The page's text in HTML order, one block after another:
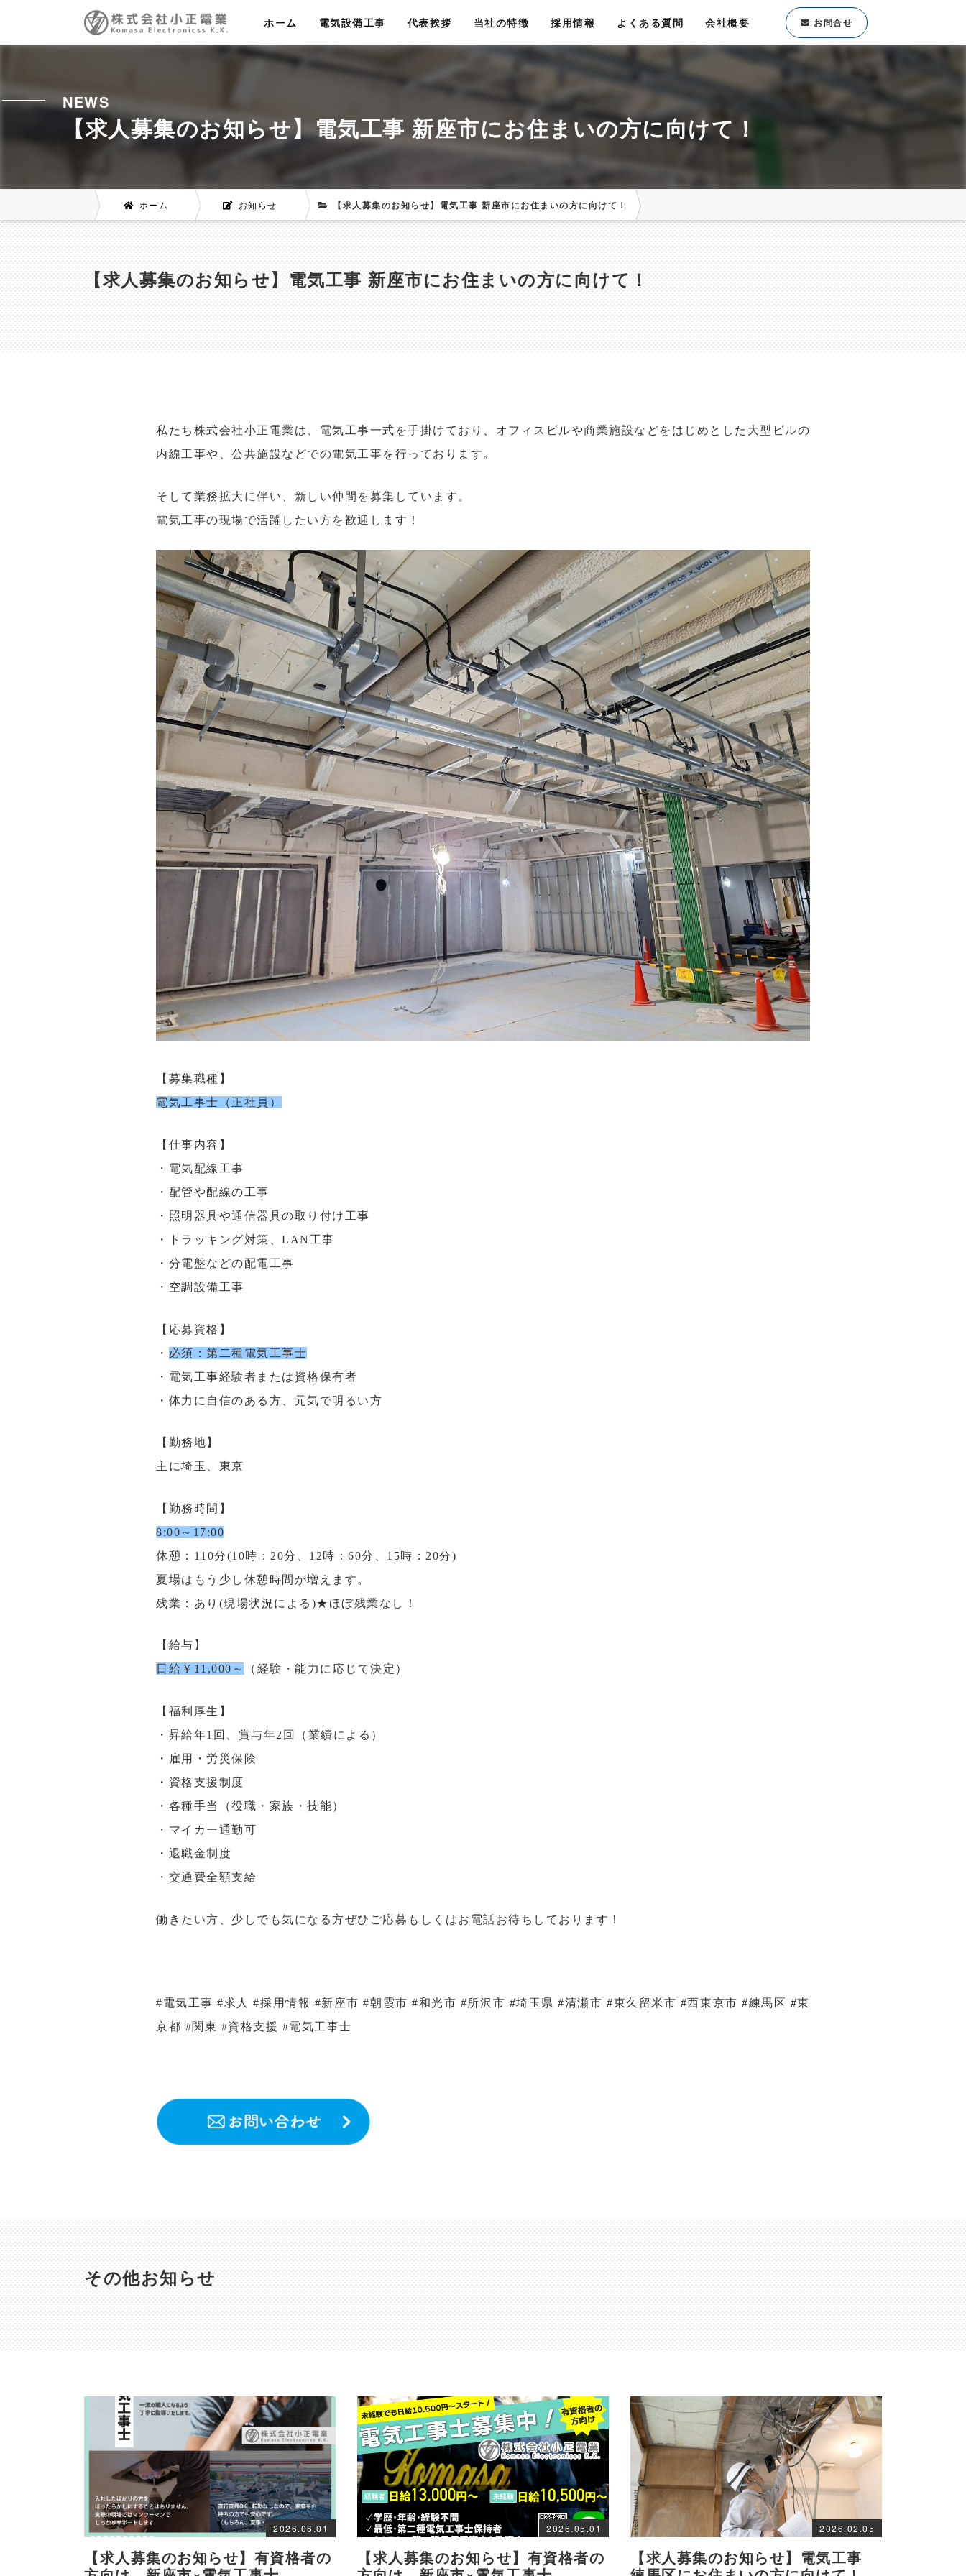
ホーム 電気設備工事 代表挨拶 当社の特徴 採用情報 よくある質問 会社概要 お問合せ
【求人募集のお知らせ】電気工事 新座市にお住まいの方に向けて！
NEWS
ホーム お知らせ 【求人募集のお知らせ】電気工事 新座市にお住まいの方に向けて！
【求人募集のお知らせ】電気工事 新座市にお住まいの方に向けて！
私たち株式会社小正電業は、電気工事一式を手掛けており、オフィスビルや商業施設などをはじめとした大型ビルの
内線工事や、公共施設などでの電気工事を行っております。
そして業務拡大に伴い、新しい仲間を募集しています。
電気工事の現場で活躍したい方を歓迎します！
【募集職種】
電気工事士（正社員）
【仕事内容】
・電気配線工事
・配管や配線の工事
・照明器具や通信器具の取り付け工事
・トラッキング対策、LAN工事
・分電盤などの配電工事
・空調設備工事
【応募資格】
・ 必須：第二種電気工事士
・電気工事経験者または資格保有者
・体力に自信のある方、元気で明るい方
【勤務地】
主に埼玉、東京
【勤務時間】
8:00～17:00
休憩：110分(10時：20分、12時：60分、15時：20分)
夏場はもう少し休憩時間が増えます。
残業：あり(現場状況による)★ほぼ残業なし！
【給与】
日給￥11,000～
（経験・能力に応じて決定）
【福利厚生】
・昇給年1回、賞与年2回（業績による）
・雇用・労災保険
・資格支援制度
・各種手当（役職・家族・技能）
・マイカー通勤可
・退職金制度
・交通費全額支給
働きたい方、少しでも気になる方ぜひご応募もしくはお電話お待ちしております！
#電気工事 #求人 #採用情報 #新座市 #朝霞市 #和光市 #所沢市 #埼玉県 #清瀬市 #東久留米市 #西東京市 #練馬区 #東
京都 #関東 #資格支援 #電気工事士
その他お知らせ
2026.06.01
【求人募集のお知らせ】有資格者の
2026.05.01
【求人募集のお知らせ】有資格者の
2026.02.05
【求人募集のお知らせ】電気工事